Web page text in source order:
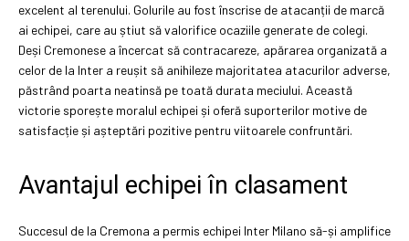
excelent al terenului. Golurile au fost înscrise de atacanții de marcă
ai echipei, care au știut să valorifice ocaziile generate de colegi.
Deși Cremonese a încercat să contracareze, apărarea organizată a
celor de la Inter a reușit să anihileze majoritatea atacurilor adverse,
păstrând poarta neatinsă pe toată durata meciului. Această
victorie sporește moralul echipei și oferă suporterilor motive de
satisfacție și așteptări pozitive pentru viitoarele confruntări.
Avantajul echipei în clasament
Succesul de la Cremona a permis echipei Inter Milano să-și amplifice